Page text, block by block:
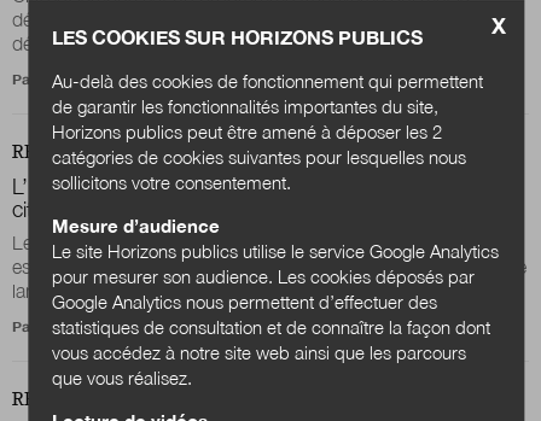
démarche scientifique pour apprendre aux étudiant·e·s à
débattre (et à faire débattre) autour de...
Par Celine Verchère
REVUE DOSSIER
L’université, des liens à construire entre sciences et
citoyens : évidence ou défi ?
Le lancement du dispositif CitizenCampus à la rentrée 2019
est sans doute l’action « sciences-société » la plus audacieuse
lancée ces dernières années...
Par Marie-Christine Bordeaux
REVUE
X
LES COOKIES SUR HORIZONS PUBLICS
Au-delà des cookies de fonctionnement qui permettent
de garantir les fonctionnalités importantes du site,
Horizons publics peut être amené à déposer les 2
catégories de cookies suivantes pour lesquelles nous
sollicitons votre consentement.
Mesure d’audience
Le site Horizons publics utilise le service Google Analytics
pour mesurer son audience. Les cookies déposés par
Google Analytics nous permettent d’effectuer des
statistiques de consultation et de connaître la façon dont
vous accédez à notre site web ainsi que les parcours
que vous réalisez.